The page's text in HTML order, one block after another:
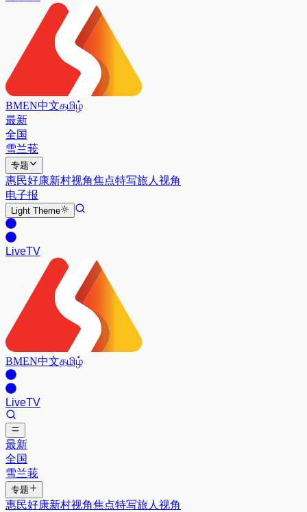
BMEN中文தமிழ்
最新
全国
雪兰莪
专题
惠民好康新村视角焦点特写旅人视角
电子报
Light Theme
LiveTV
BMEN中文தமிழ்
LiveTV
最新
全国
雪兰莪
专题
惠民好康新村视角焦点特写旅人视角